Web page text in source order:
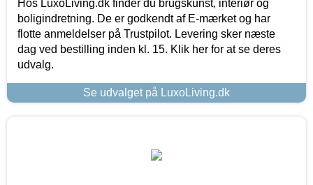
Hos LuxoLiving.dk finder du brugskunst, interiør og
boligindretning. De er godkendt af E-mærket og har
flotte anmeldelser på Trustpilot. Levering sker næste
dag ved bestilling inden kl. 15. Klik her for at se deres
udvalg.
Se udvalget på LuxoLiving.dk